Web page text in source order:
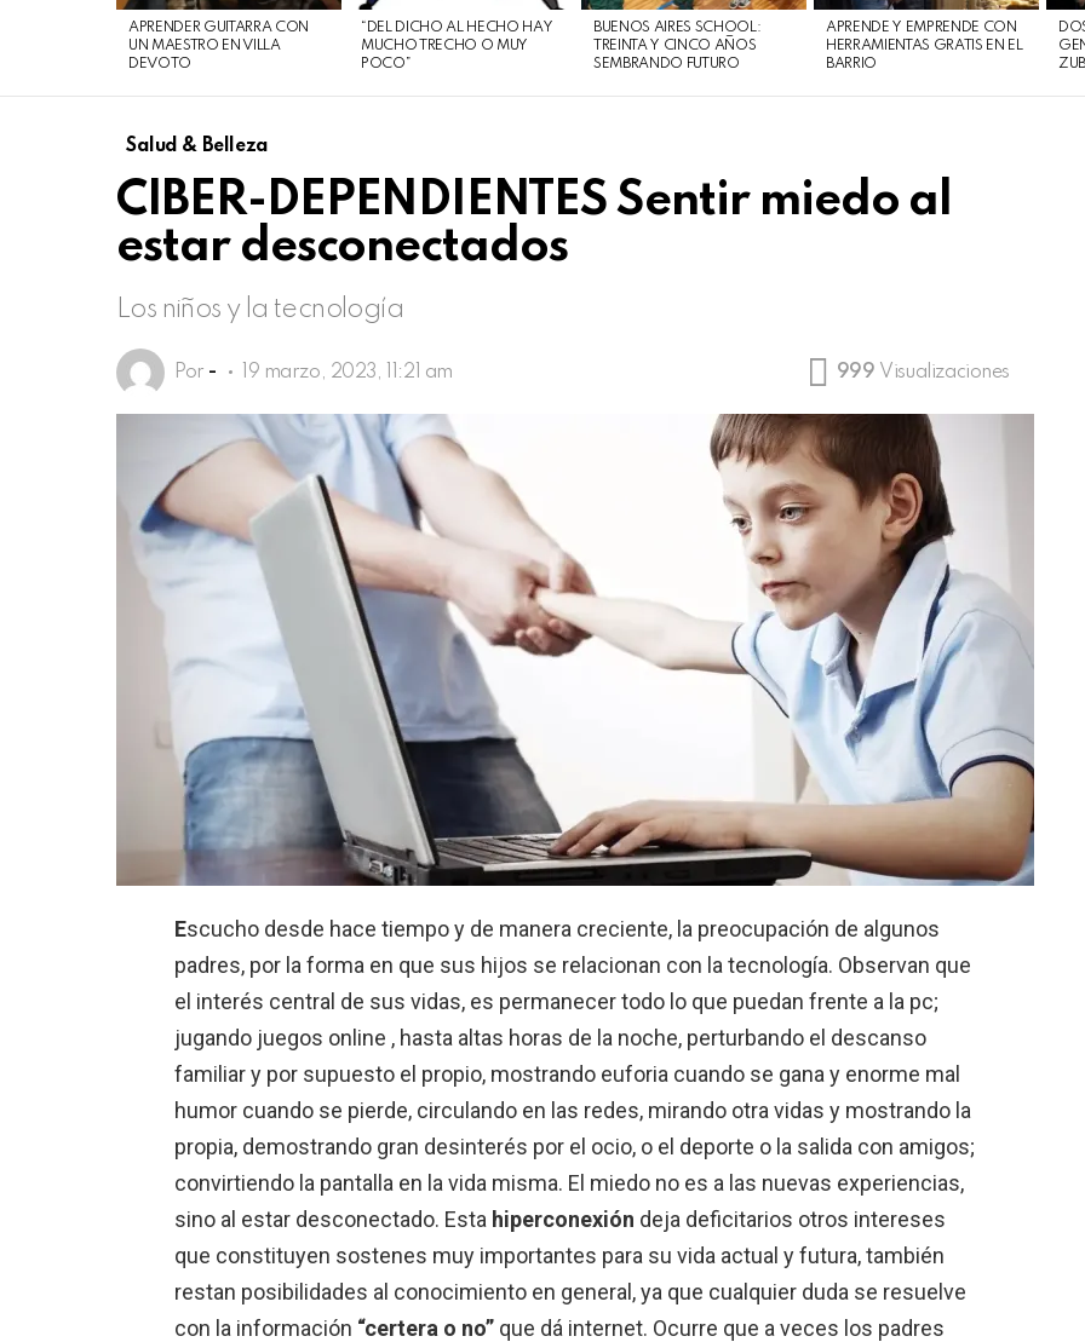
APRENDER GUITARRA CON
UN MAESTRO EN VILLA
DEVOTO
“DEL DICHO AL HECHO HAY
MUCHO TRECHO O MUY
POCO”
BUENOS AIRES SCHOOL:
TREINTA Y CINCO AÑOS
SEMBRANDO FUTURO
APRENDE Y EMPRENDE CON
HERRAMIENTAS GRATIS EN EL
BARRIO
Salud & Belleza
CIBER-DEPENDIENTES Sentir miedo al
estar desconectados
Los niños y la tecnología
Por - 19 marzo, 2023, 11:21 am 999 Visualizaciones
Escucho desde hace tiempo y de manera creciente, la preocupación de algunos
padres, por la forma en que sus hijos se relacionan con la tecnología. Observan que
el interés central de sus vidas, es permanecer todo lo que puedan frente a la pc;
jugando juegos online , hasta altas horas de la noche, perturbando el descanso
familiar y por supuesto el propio, mostrando euforia cuando se gana y enorme mal
humor cuando se pierde, circulando en las redes, mirando otra vidas y mostrando la
propia, demostrando gran desinterés por el ocio, o el deporte o la salida con amigos;
convirtiendo la pantalla en la vida misma. El miedo no es a las nuevas experiencias,
sino al estar desconectado. Esta hiperconexión deja deficitarios otros intereses
que constituyen sostenes muy importantes para su vida actual y futura, también
restan posibilidades al conocimiento en general, ya que cualquier duda se resuelve
con la información “certera o no” que dá internet. Ocurre que a veces los padres
agosto
2026